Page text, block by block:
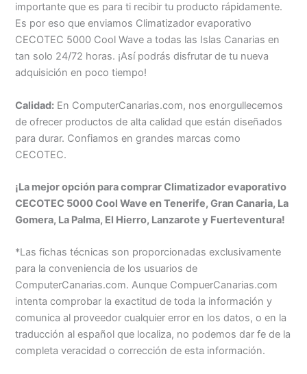
importante que es para ti recibir tu producto rápidamente.
Es por eso que enviamos Climatizador evaporativo
CECOTEC 5000 Cool Wave a todas las Islas Canarias en
tan solo 24/72 horas. ¡Así podrás disfrutar de tu nueva
adquisición en poco tiempo!
Calidad: En ComputerCanarias.com, nos enorgullecemos
de ofrecer productos de alta calidad que están diseñados
para durar. Confiamos en grandes marcas como
CECOTEC.
¡La mejor opción para comprar Climatizador evaporativo
CECOTEC 5000 Cool Wave en Tenerife, Gran Canaria, La
Gomera, La Palma, El Hierro, Lanzarote y Fuerteventura!
*Las fichas técnicas son proporcionadas exclusivamente
para la conveniencia de los usuarios de
ComputerCanarias.com. Aunque CompuerCanarias.com
intenta comprobar la exactitud de toda la información y
comunica al proveedor cualquier error en los datos, o en la
traducción al español que localiza, no podemos dar fe de la
completa veracidad o corrección de esta información.